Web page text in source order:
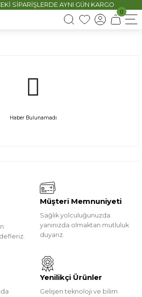
SİPARİŞLERDE AYNI GÜN KARGO
0
Haber Bulunamadı
Müşteri Memnuniyeti
Sağlık yolculuğunuzda
yanınızda olmaktan mutluluk
duyarız.
Yenilikçi Ürünler
Gelişen teknoloji ve bilim